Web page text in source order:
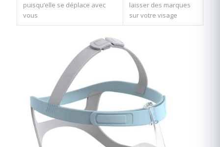
puisqu’elle se déplace avec
vous
laisser des marques
sur votre visage